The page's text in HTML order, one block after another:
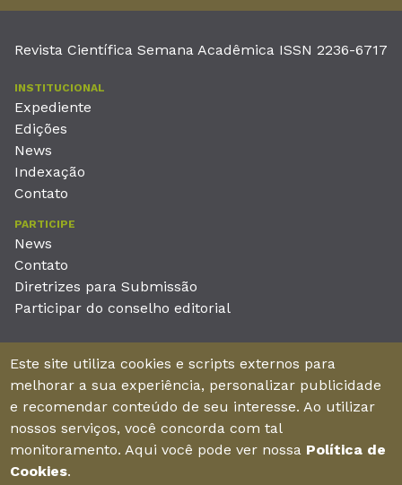
Revista Científica Semana Acadêmica ISSN 2236-6717
INSTITUCIONAL
Expediente
Edições
News
Indexação
Contato
PARTICIPE
News
Contato
Diretrizes para Submissão
Participar do conselho editorial
Unieducar Inteligência Educacional Ltda
CNPJ: 05.569.970/0001-26
Av. Desembargador Moreira, No. 2001 – 11º andar - Bairro
Aldeota
Fortaleza – Ceará - Brasil - CEP 60170-001
Este site utiliza cookies e scripts externos para
melhorar a sua experiência, personalizar publicidade
e recomendar conteúdo de seu interesse. Ao utilizar
nossos serviços, você concorda com tal
monitoramento. Aqui você pode ver nossa Política de
Cookies.